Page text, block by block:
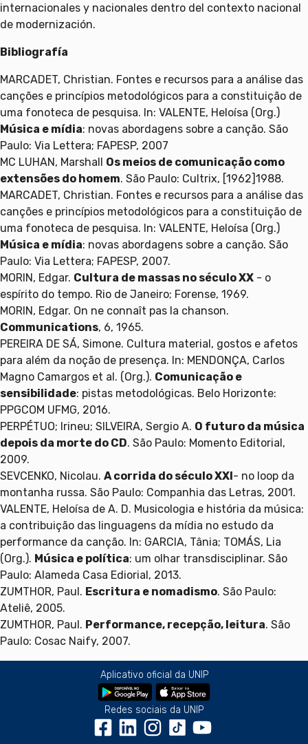
internacionales y nacionales dentro del contexto nacional
de modernización.
Bibliografía
MARCADET, Christian. Fontes e recursos para a análise das
canções e princípios metodológicos para a constituição de
uma fonoteca de pesquisa. In: VALENTE, Heloísa (Org.)
Música e mídia: novas abordagens sobre a canção. São
Paulo: Via Lettera; FAPESP, 2007
MC LUHAN, Marshall Os meios de comunicação como
extensões do homem. São Paulo: Cultrix, [1962]1988.
MARCADET, Christian. Fontes e recursos para a análise das
canções e princípios metodológicos para a constituição de
uma fonoteca de pesquisa. In: VALENTE, Heloísa (Org.)
Música e mídia: novas abordagens sobre a canção. São
Paulo: Via Lettera; FAPESP, 2007.
MORIN, Edgar. Cultura de massas no século XX - o
espírito do tempo. Rio de Janeiro; Forense, 1969.
MORIN, Edgar. On ne connaît pas la chanson.
Communications, 6, 1965.
PEREIRA DE SÁ, Simone. Cultura material, gostos e afetos
para além da noção de presença. In: MENDONÇA, Carlos
Magno Camargos et al. (Org.). Comunicação e
sensibilidade: pistas metodológicas. Belo Horizonte:
PPGCOM UFMG, 2016.
PERPÉTUO; Irineu; SILVEIRA, Sergio A. O futuro da música
depois da morte do CD. São Paulo: Momento Editorial,
2009.
SEVCENKO, Nicolau. A corrida do século XXI- no loop da
montanha russa. São Paulo: Companhia das Letras, 2001.
VALENTE, Heloísa de A. D. Musicologia e história da música:
a contribuição das linguagens da mídia no estudo da
performance da canção. In: GARCIA, Tânia; TOMÁS, Lia
(Org.). Música e política: um olhar transdisciplinar. São
Paulo: Alameda Casa Ediorial, 2013.
ZUMTHOR, Paul. Escritura e nomadismo. São Paulo:
Ateliê, 2005.
ZUMTHOR, Paul. Performance, recepção, leitura. São
Paulo: Cosac Naify, 2007.
Aplicativo oficial da UNIP
Redes sociais da UNIP